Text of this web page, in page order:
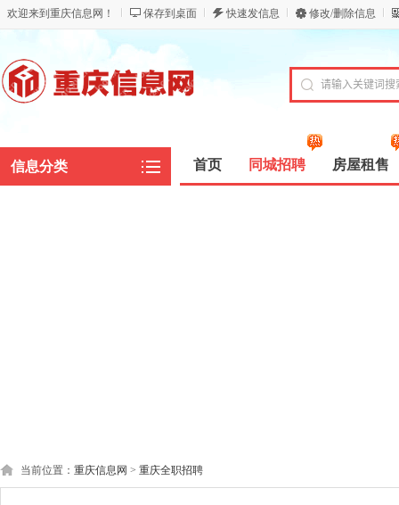
欢迎来到重庆信息网！ 保存到桌面 快速发信息 修改/删除信息
信息分类 首页 同城招聘 房屋租售
当前位置： 重庆信息网 > 重庆全职招聘